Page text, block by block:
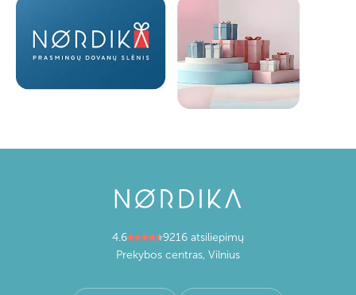
4.6
9216 atsiliepimų
Prekybos centras, Vilnius